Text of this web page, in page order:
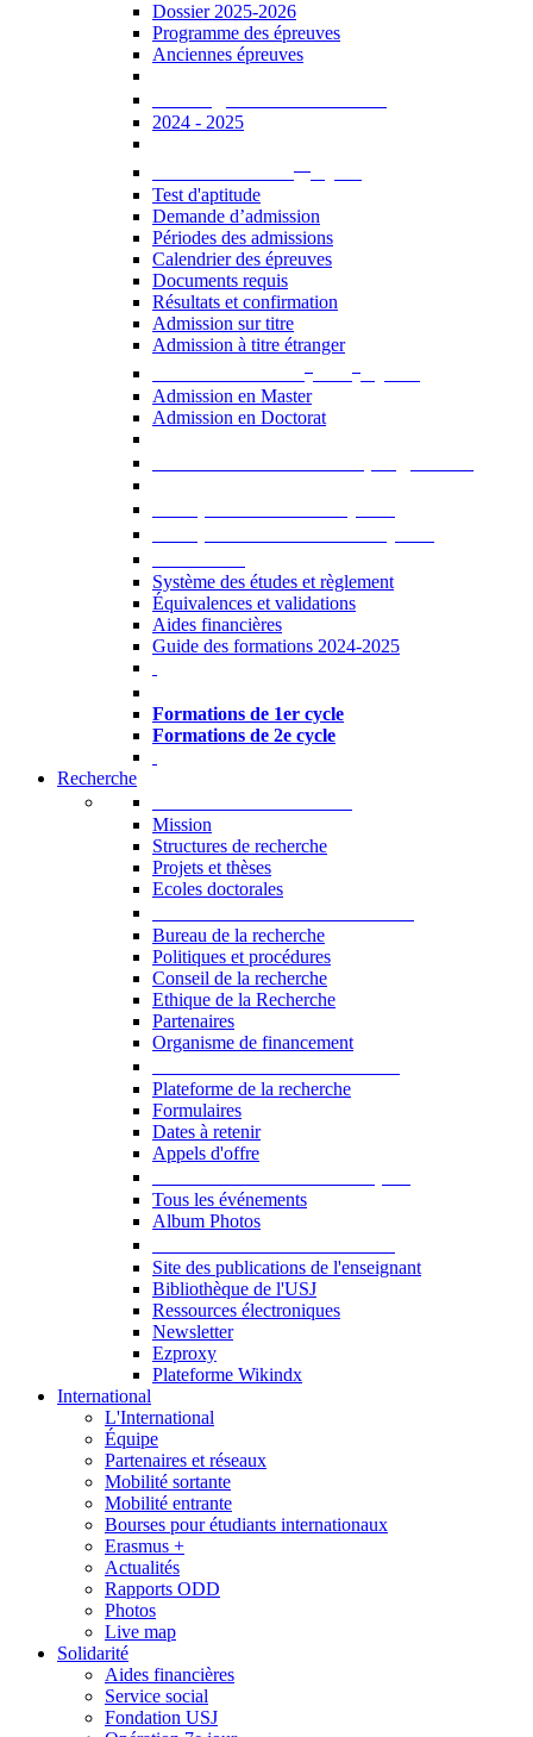
Dossier 2025-2026
Programme des épreuves
Anciennes épreuves
2024 - 2025
Test d'aptitude
Demande d’admission
Périodes des admissions
Calendrier des épreuves
Documents requis
Résultats et confirmation
Admission sur titre
Admission à titre étranger
Admission en Master
Admission en Doctorat
Système des études et règlement
Équivalences et validations
Aides financières
Guide des formations 2024-2025
Formations de 1er cycle
Formations de 2e cycle
Recherche
Mission
Structures de recherche
Projets et thèses
Ecoles doctorales
Bureau de la recherche
Politiques et procédures
Conseil de la recherche
Ethique de la Recherche
Partenaires
Organisme de financement
Plateforme de la recherche
Formulaires
Dates à retenir
Appels d'offre
Tous les événements
Album Photos
Site des publications de l'enseignant
Bibliothèque de l'USJ
Ressources électroniques
Newsletter
Ezproxy
Plateforme Wikindx
International
L'International
Équipe
Partenaires et réseaux
Mobilité sortante
Mobilité entrante
Bourses pour étudiants internationaux
Erasmus +
Actualités
Rapports ODD
Photos
Live map
Solidarité
Aides financières
Service social
Fondation USJ